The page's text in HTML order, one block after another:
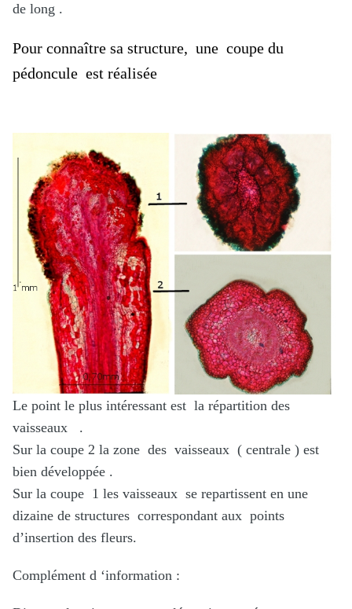
de long .
Pour connaître sa structure, une coupe du
pédoncule est réalisée
Le point le plus intéressant est la répartition des
vaisseaux .
Sur la coupe 2 la zone des vaisseaux ( centrale ) est
bien développée .
Sur la coupe 1 les vaisseaux se repartissent en une
dizaine de structures correspondant aux points
d’insertion des fleurs.
Complément d ‘information :